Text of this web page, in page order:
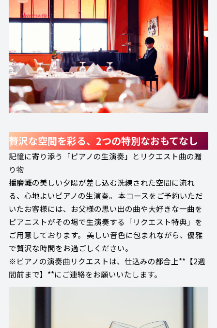
贅沢な空間を彩る、2つの特別なおもてなし
記憶に寄り添う「ピアノの生演奏」とリクエスト曲の贈
り物
播磨灘の美しい夕陽が差し込む洗練された空間に流れ
る、心地よいピアノの生演奏。 本コースをご予約いただ
いたお客様には、お父様の思い出の曲や大好きな一曲を
ピアニストがその場で生演奏する「リクエスト特典」を
ご用意しております。 美しい音色に包まれながら、優雅
で贅沢な時間をお過ごしください。
※ピアノの演奏曲リクエストは、仕込みの都合上**【2週
間前まで】**にご連絡をお願いいたします。